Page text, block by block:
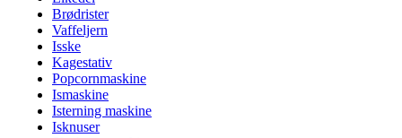
Brødrister
Vaffeljern
Isske
Kagestativ
Popcornmaskine
Ismaskine
Isterning maskine
Isknuser